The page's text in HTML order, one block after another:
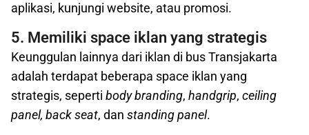
aplikasi, kunjungi website, atau promosi.
5. Memiliki space iklan yang strategis
Keunggulan lainnya dari iklan di bus Transjakarta
adalah terdapat beberapa space iklan yang
strategis, seperti body branding, handgrip, ceiling
panel, back seat, dan standing panel.